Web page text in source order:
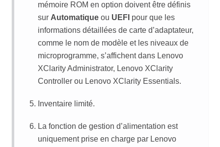
mémoire ROM en option doivent être définis
sur Automatique ou UEFI pour que les
informations détaillées de carte d’adaptateur,
comme le nom de modèle et les niveaux de
microprogramme, s’affichent dans Lenovo
XClarity Administrator, Lenovo XClarity
Controller ou Lenovo XClarity Essentials.
Inventaire limité.
La fonction de gestion d’alimentation est
uniquement prise en charge par Lenovo